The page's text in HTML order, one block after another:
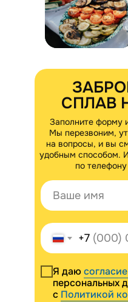
СПЛАВ
Заполните форму
Мы перезвоним,
на вопросы, и вы
удобным способом.
по телефону
+7
Я даю
персональных
с Политикой